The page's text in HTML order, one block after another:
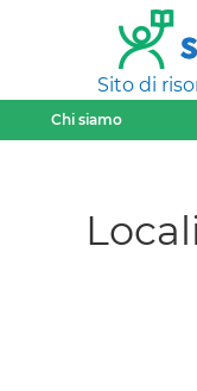
Sito di
Chi siamo